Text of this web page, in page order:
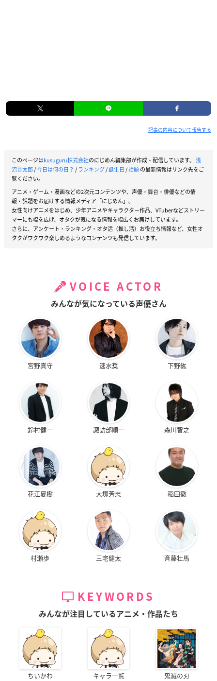
記事の内容について報告する
このページはkusuguru株式会社のにじめん編集部が作成・配信しています。 浅
沼晋太郎/今日は何の日？ /ランキング/誕生日/話題の最新情報はリンク先をご
覧ください。
アニメ・ゲーム・漫画などの2次元コンテンツや、声優・舞台・俳優などの情
報・話題をお届けする情報メディア「にじめん」。
女性向けアニメをはじめ、少年アニメやキャラクター作品、VTuberなどストリー
マーにも幅を広げ、オタクが気になる情報を幅広くお届けしています。
さらに、アンケート・ランキング・オタ活（推し活）お役立ち情報など、女性オ
タクがワクワク楽しめるようなコンテンツも発信しています。
VOICE ACTOR
みんなが気になっている声優さん
宮野真守 速水奨 下野紘
鈴村健一 諏訪部順一 森川智之
花江夏樹 大塚芳忠 稲田徹
村瀬歩 三宅健太 斉藤壮馬
KEYWORDS
みんなが注目しているアニメ・作品たち
ちいかわ キャラ一覧 鬼滅の刃